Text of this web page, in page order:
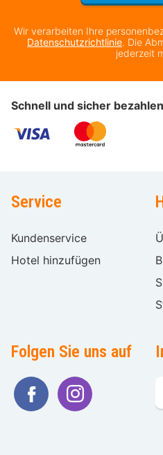
Wir verarbeiten Ihre
Datenschutzrichtlinie. Die
jederzeit
Schnell und sicher
Service
Kundenservice
Hotel hinzufügen
Folgen Sie uns auf